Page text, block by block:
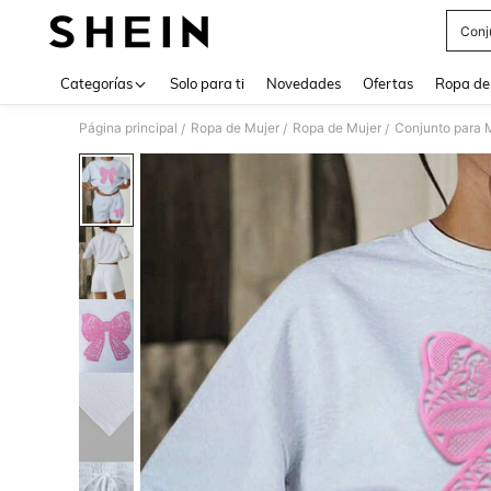
Categorías Solo para ti Novedades Ofertas Ropa
Página principal / Ropa de Mujer / Ropa de Mujer / Conjunto para